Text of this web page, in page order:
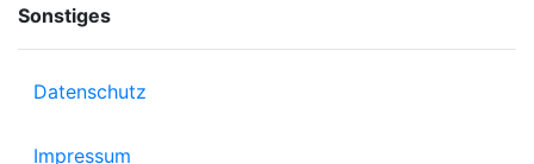
Sonstiges
Datenschutz
Impressum